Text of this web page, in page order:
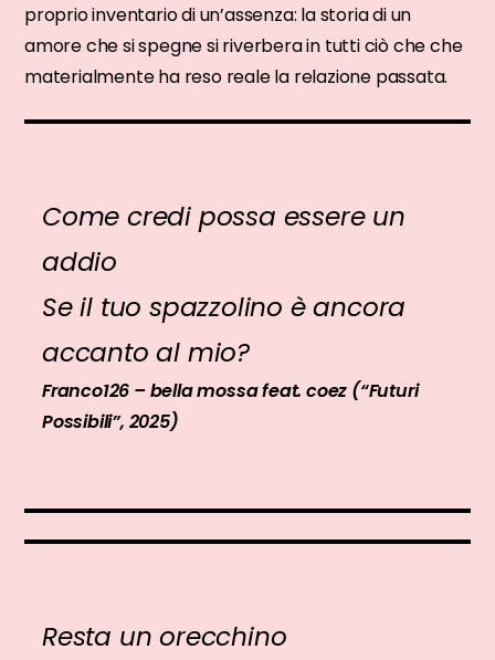
proprio inventario di un’assenza: la storia di un
amore che si spegne si riverbera in tutti ciò che che
materialmente ha reso reale la relazione passata.
Come credi possa essere un
addio
Se il tuo spazzolino è ancora
accanto al mio?
Franco126 – bella mossa feat. coez (“Futuri
Possibili”, 2025)
Resta un orecchino